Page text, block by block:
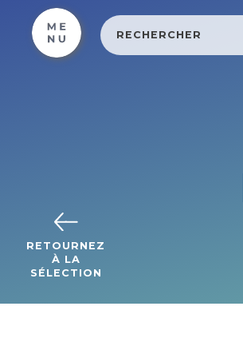
RETOURNEZ
À LA
SÉLECTION
Cookies beheer paneel